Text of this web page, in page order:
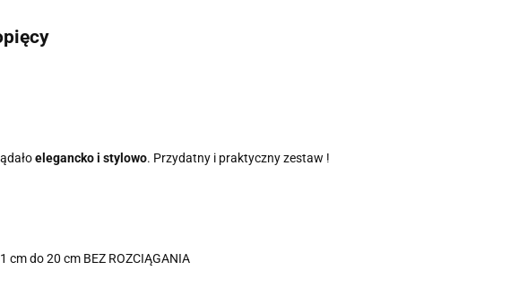
elegancko i stylowo. Przydatny i praktyczny zestaw !
cm do 20 cm BEZ ROZCIĄGANIA